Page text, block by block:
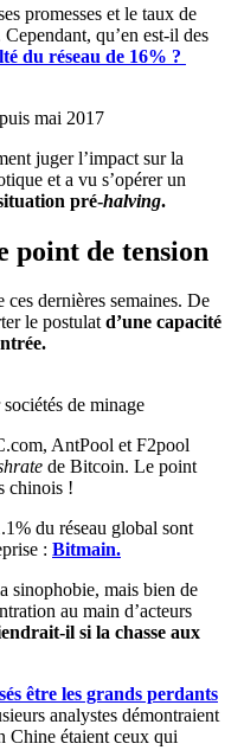
promesses et le taux de
qu’en est-il des
du réseau de 16% ?
mai 2017
juger l’impact sur la
et a vu s’opérer un
pré-halving.
point de tension
dernières semaines. De
le postulatd’une capacité
de minage
AntPool et F2pool
de Bitcoin. Le point
chinois !
du réseau global sont
: Bitmain.
sinophobie, mais bien de
au main d’acteurs
il si la chasse aux
être les grands perdants
analystes démontraient
Chine étaient ceux qui